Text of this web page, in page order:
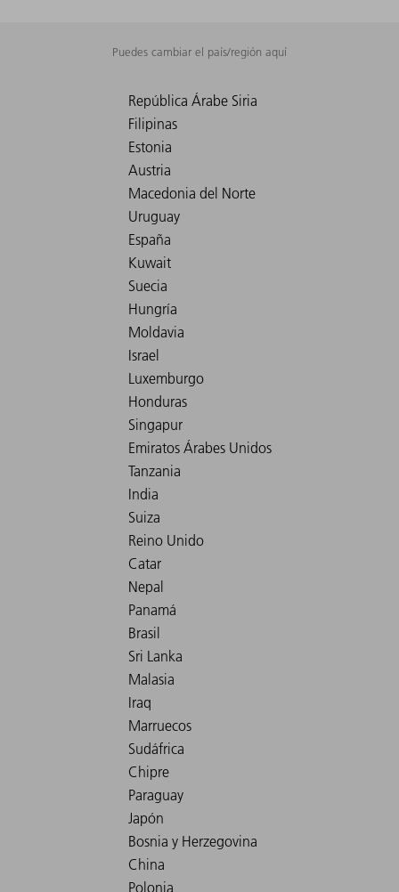
Puedes cambiar el país/región aquí